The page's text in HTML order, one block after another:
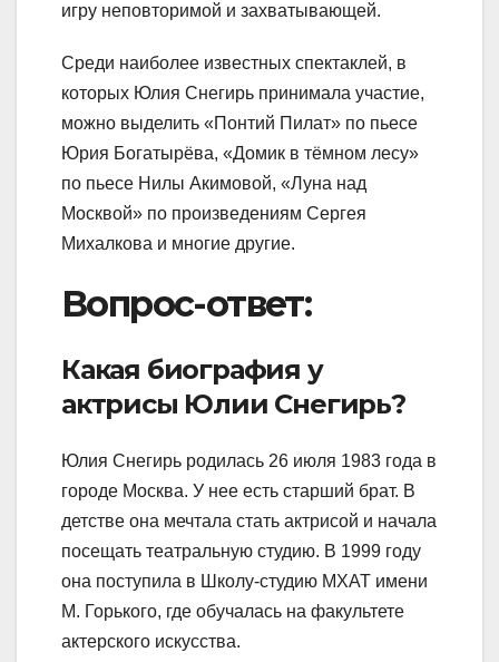
игру неповторимой и захватывающей.
Среди наиболее известных спектаклей, в
которых Юлия Снегирь принимала участие,
можно выделить «Понтий Пилат» по пьесе
Юрия Богатырёва, «Домик в тёмном лесу»
по пьесе Нилы Акимовой, «Луна над
Москвой» по произведениям Сергея
Михалкова и многие другие.
Вопрос-ответ:
Какая биография у
актрисы Юлии Снегирь?
Юлия Снегирь родилась 26 июля 1983 года в
городе Москва. У нее есть старший брат. В
детстве она мечтала стать актрисой и начала
посещать театральную студию. В 1999 году
она поступила в Школу-студию МХАТ имени
М. Горького, где обучалась на факультете
актерского искусства.